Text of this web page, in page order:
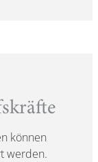
können
werden.